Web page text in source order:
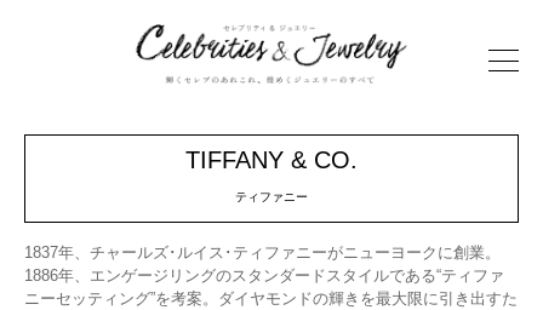
TIFFANY & CO.
ティファニー
1837年、チャールズ･ルイス･ティファニーがニューヨークに創業。
1886年、エンゲージリングのスタンダードスタイルである“ティファ
ニーセッティング”を考案。ダイヤモンドの輝きを最大限に引き出すた